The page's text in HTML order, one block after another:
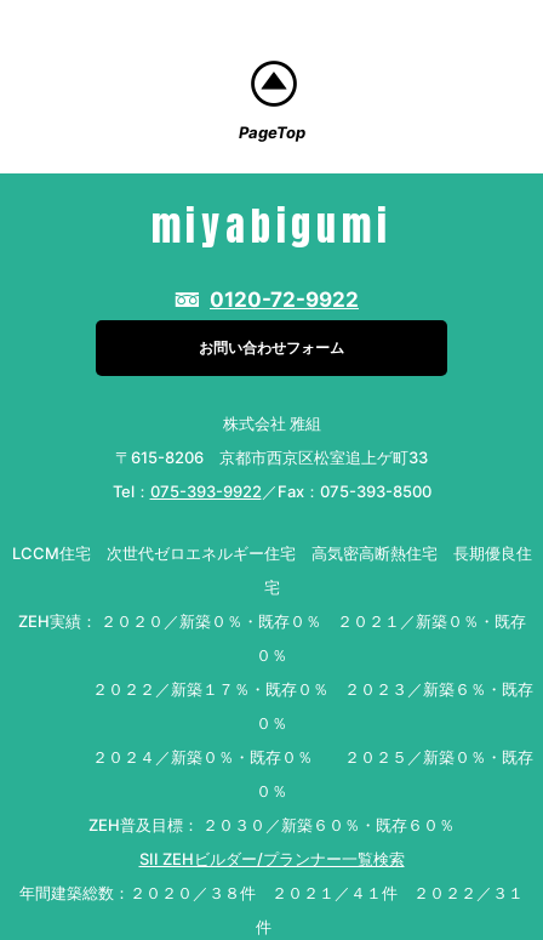
PageTop
miyabigumi
0120-72-9922
お問い合わせフォーム
株式会社 雅組
〒615-8206 京都市西京区松室追上ゲ町33
Tel： 075-393-9922 ／Fax：075-393-8500
LCCM住宅 次世代ゼロエネルギー住宅 高気密高断熱住宅 長期優良住
宅
ZEH実績： ２０２０／新築０％・既存０％ ２０２１／新築０％・既存
０％
２０２２／新築１７％・既存０％ ２０２３／新築６％・既存
０％
２０２４／新築０％・既存０％ ２０２５／新築０％・既存
０％
ZEH普及目標： ２０３０／新築６０％・既存６０％
SII ZEHビルダー/プランナー一覧検索
年間建築総数：２０２０／３８件 ２０２１／４１件 ２０２２／３１
件